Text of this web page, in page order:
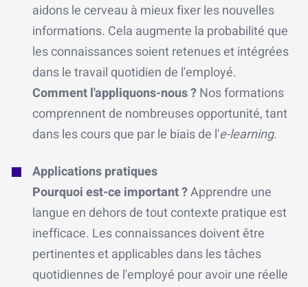
aidons le cerveau à mieux fixer les nouvelles
informations. Cela augmente la probabilité que
les connaissances soient retenues et intégrées
dans le travail quotidien de l'employé.
Comment l'appliquons-nous ?Nos formations
comprennent de nombreuses opportunité, tant
dans les cours que par le biais de l'e-learning.
Applications pratiques
Pourquoi est-ce important ?Apprendre une
langue en dehors de tout contexte pratique est
inefficace. Les connaissances doivent être
pertinentes et applicables dans les tâches
quotidiennes de l'employé pour avoir une réelle